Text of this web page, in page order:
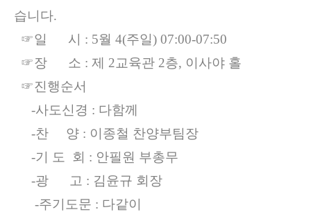
습니다.
☞일 시 : 5월 4(주일) 07:00-07:50
☞장 소 : 제 2교육관 2층, 이사야 홀
☞진행순서
-사도신경 : 다함께
-찬 양 : 이종철 찬양부팀장
-기 도 회 : 안필원 부총무
-광 고 : 김윤규 회장
-주기도문 : 다같이